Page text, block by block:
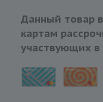
Данный товар
картам
участвующих в